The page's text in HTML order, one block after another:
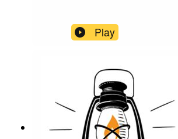
Play